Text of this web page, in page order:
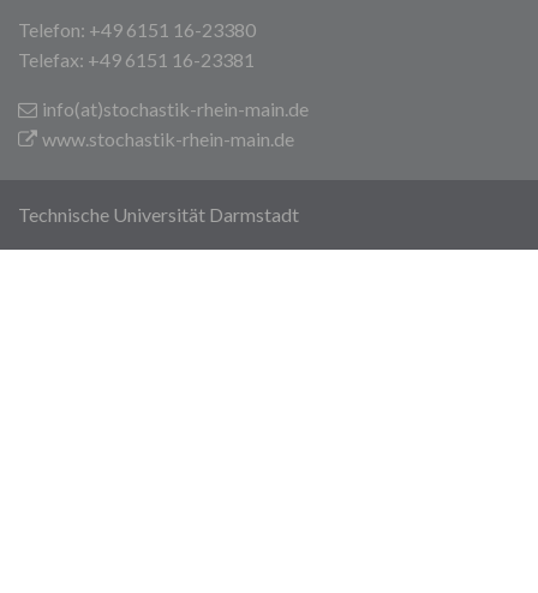
Telefon: +49 6151 16-23380
Telefax: +49 6151 16-23381
info(at)stochastik-rhein-main.de
www.stochastik-rhein-main.de
Technische Universität Darmstadt